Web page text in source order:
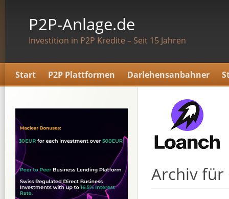
P2P-Anlage.de
Investition in P2P Kredite – Seit 15 Jahren
Start P2P Plattformen Darlehensanbahner
Archiv für